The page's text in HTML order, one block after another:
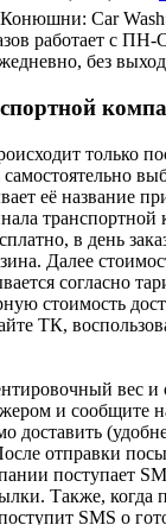
Car
работает с ПН-
без
только
её название
в день
Далее
согласно
стоимость
ТК,
вес
и сообщите
доставить
отправки
поступает
Также, когда
SMS о